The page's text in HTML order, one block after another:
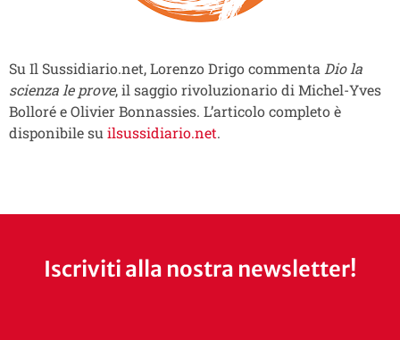
Su Il Sussidiario.net, Lorenzo Drigo commenta Dio la
scienza le prove, il saggio rivoluzionario di Michel-Yves
Bolloré e Olivier Bonnassies. L’articolo completo è
disponibile su ilsussidiario.net.
Iscriviti alla nostra newsletter!